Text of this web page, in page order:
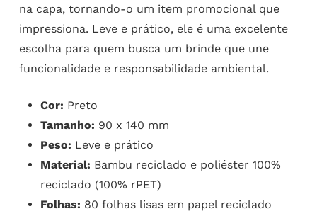
na capa, tornando-o um item promocional que
impressiona. Leve e prático, ele é uma excelente
escolha para quem busca um brinde que une
funcionalidade e responsabilidade ambiental.
Cor: Preto
Tamanho: 90 x 140 mm
Peso: Leve e prático
Material: Bambu reciclado e poliéster 100%
reciclado (100% rPET)
Folhas: 80 folhas lisas em papel reciclado